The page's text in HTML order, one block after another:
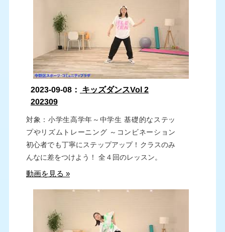
2023-09-08： キッズダンスVol 2
202309
対象：小学生高学年～中学生 基礎的なステッ
プやリズムトレーニング ～コンビネーション
初心者でも丁寧にステップアップ！クラスのみ
んなに差をつけよう！ 全４回のレッスン。
動画を見る »